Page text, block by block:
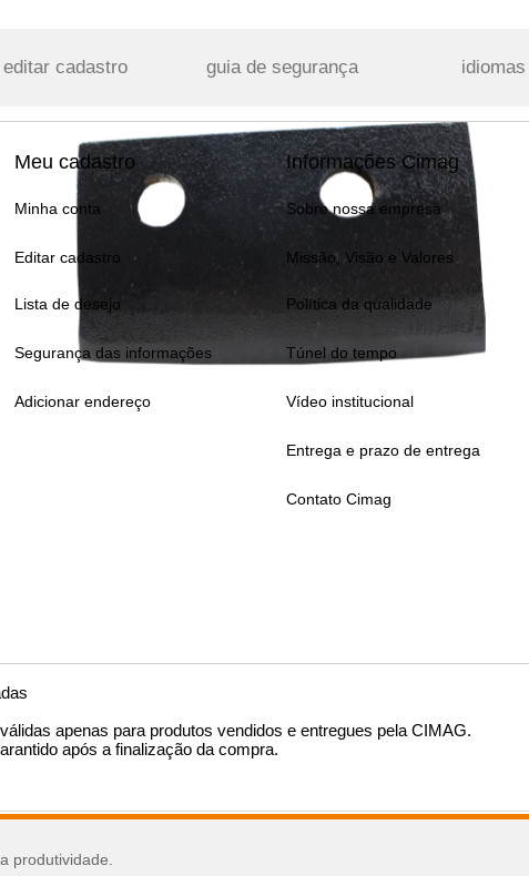
editar cadastro guia de segurança idiomas
Meu cadastro Informações Cimag
Minha conta Sobre nossa empresa
Editar cadastro Missão, Visão e Valores
Lista de desejo Política da qualidade
Segurança das informações Túnel do tempo
Adicionar endereço Vídeo institucional
Entrega e prazo de entrega
Contato Cimag
apenas para produtos vendidos e entregues pela CIMAG.
após a finalização da compra.
produtividade.